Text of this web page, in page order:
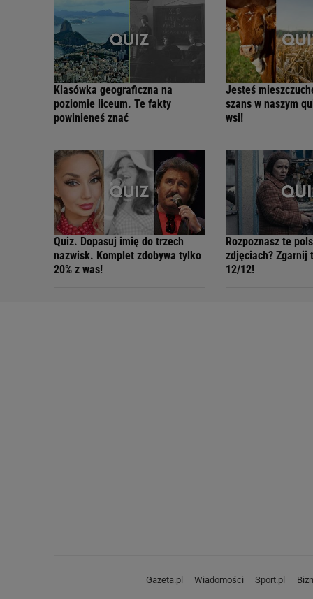
Klasówka geograficzna na
poziomie liceum. Te fakty
powinieneś znać
Jesteś
szans w naszym
wsi!
Quiz. Dopasuj imię do trzech
nazwisk. Komplet zdobywa tylko
20% z was!
Rozpoznasz te
zdjęciach? Zgarnij
12/12!
Gazeta.pl Wiadomości Sport.pl